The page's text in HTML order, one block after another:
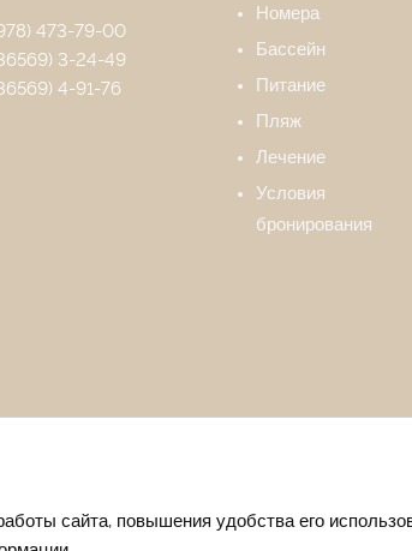
473-79-00
3-24-49
4-91-76
Номера
Бассейн
Питание
Пляж
Лечение
Условия
бронирования
сайта, повышения удобства его